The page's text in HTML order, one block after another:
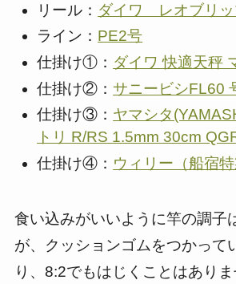
リール： ダイワ レオブリッ
ライン： PE2号
仕掛け①： ダイワ 快適天秤
仕掛け②：サニービシFL60
仕掛け③： ヤマシタ
トリ R/RS 1.5mm 30cm
仕掛け④： ウィリー（船宿特
食い込みがいいように竿の調子
が、クッションゴムをつかって
り、8:2でもはじくことはありま